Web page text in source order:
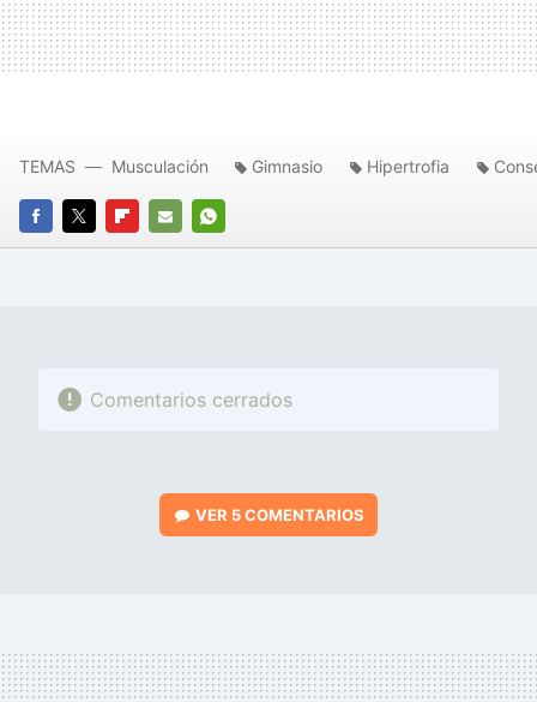
FACEBOOK
TWITTERFLIPBOARD
E-
WHATSAPP
TEMAS Musculación Gimnasio Hipertrofia
Comentarios cerrados
VER 5 COMENTARIOS